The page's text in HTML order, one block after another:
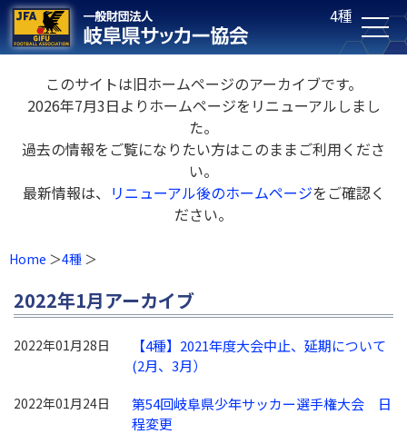
4種
このサイトは旧ホームページのアーカイブです。
2026年7月3日よりホームページをリニューアルしまし
た。
過去の情報をご覧になりたい方はこのままご利用くださ
い。
最新情報は、 リニューアル後のホームページをご確認く
ださい。
Home 4種
2022年1月アーカイブ
2022年01月28日
【4種】2021年度大会中止、延期について
(2月、3月）
2022年01月24日
第54回岐阜県少年サッカー選手権大会 日
程変更